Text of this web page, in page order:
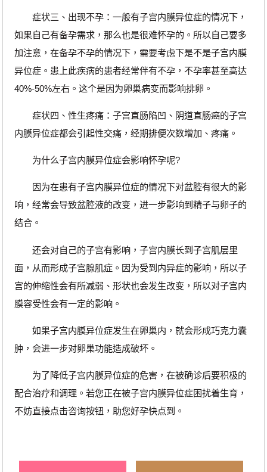
症状三、出现不孕：一般有子宫内膜异位症的情况下，
如果自己有备孕需求，那么也是很难怀孕的。所以自己要多
加注意，在备孕不孕的情况下，需要考虑下是不是子宫内膜
异位症。患上此疾病的患者经常伴有不孕，不孕率甚至高达
40%-50%左右。这个是因为卵巢病变而影响排卵。
症状四、性生疼痛：子宫直肠陷凹、阴道直肠癌的子宫
内膜异位症都会引起性交痛，经期排便次数增加、疼痛。
为什么子宫内膜异位症会影响怀孕呢?
因为在患有子宫内膜异位症的情况下对盆腔有很大的影
响，经常会导致盆腔液的改变，进一步影响到精子与卵子的
结合。
还会对自己的子宫有影响，子宫内膜长到子宫肌层里
面，从而形成子宫腺肌症。因为受到内异症的影响，所以子
宫的伸缩性会有所减弱、形状也会发生改变，所以对子宫内
膜容受性会有一定的影响。
如果子宫内膜异位症发生在卵巢内，就会形成巧克力囊
肿，会进一步对卵巢功能造成破坏。
为了降低子宫内膜异位症的危害，在被确诊后要积极的
配合治疗和调理。若您正在被子宫内膜异位症困扰着生育，
不妨直接点击咨询按钮，助您好孕快点到。